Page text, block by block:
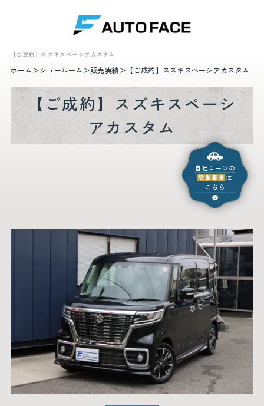
【ご成約】スズキスペーシアカスタム
ホーム ショールーム 販売実績 【ご成約】スズキスペーシアカスタム
【ご成約】スズキスペーシ
アカスタム